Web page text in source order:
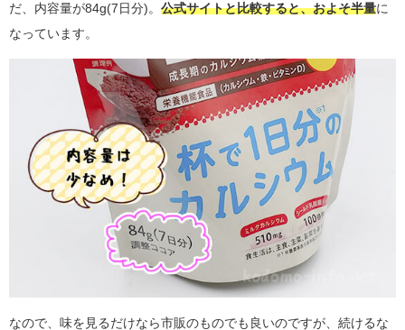
だ、内容量が84g(7日分)。 公式サイトと比較すると、およそ半量に
なっています。
なので、味を見るだけなら市販のものでも良いのですが、続けるな